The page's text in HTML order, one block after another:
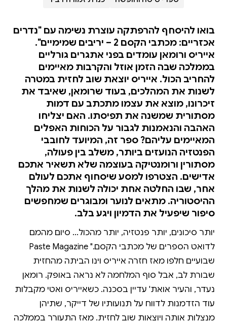
בואו להיסחף להרפתקה עוצרת נשימה עם "נדרים
אכזריים: מכתבי הקסם 2 – יריבים שמימיים".
אייריס ורומאן עומדים בפני אתגרים גורליים
בממלכה שבה הזמן אוזל והקרבות מאיימים
להחריב הכול. אייריס יוצאת שוב לחזית במטרה
לשנות את המהלכים, בעוד שרומאן, שאיבד את
זיכרונו, מוצא את עצמו מתכתב עם דמות
מסתורית שמשנה את תפיסתו. האם יצליחו
האהבה והנאמנות לגבור על הכוחות האפלים
המאיימים עליהם? ספר זה, המיועד לחובבי
הפנטזיה הנועזים ביותר, משלב בין פעולה,
מסתורין ורומנטיקה בעוצמה שלא תשאיר אתכם
אדישים. הצטרפו למסע שיסחוף אתכם לעולם
אחר, שבו החלטה אחת יכולה לשנות את מהלך
ההיסטוריה. מתאים לנוער ומבוגרים שמחפשים
סיפור שיפעיל את הדמיון ויגע בלב.
יותר סיכונים, יותר פנטזיה, יותר מהכול... סיום מהמם
לדואט הספרים של מכתבי הקסם." Paste Magazine
שבועיים חלפו מאז חזרה אייריס וינו הביתה מהחזית
שבורת לב, אבל סוף המלחמה לא נראה באופק. רומאן
נעדר, והעיר אואת' עדיין בסכנה. כשאייריס ואטי מקבלות
עוד הזדמנות לדווח על תנועותיו של דייקר, שתיהן
מנצלות אותה ויוצאות שוב לחזית. מאז התעורר בממלכה